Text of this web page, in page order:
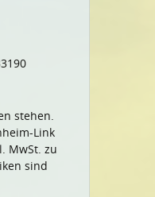
stehen.
Link
MwSt. zu
sind